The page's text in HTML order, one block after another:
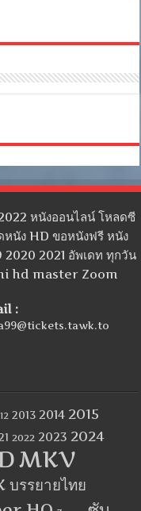
หนังออนไลน์ โหลดซี
นัง HD ขอหนังฟรี หนัง
2020 2021 อัพเดท ทุกวัน
hd master Zoom
:
2013 2014 2015
2022 2023 2024
MKV
บรรยายไทย